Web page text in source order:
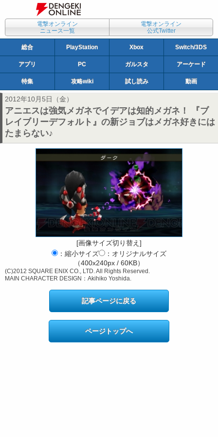
電撃オンライン
ニュース一覧
電撃オンライン
公式Twitter
総合 PlayStation Xbox Switch/3DS
アプリ PC ガルスタ アーケード
特集 攻略wiki 試し読み 動画
2012年10月5日（金）
アニエスは強気メガネでイデアは知的メガネ！ 『ブ
レイブリーデフォルト』の新ジョブはメガネ好きには
たまらない♪
[画像サイズ切り替え]
：縮小サイズ
：オリジナルサイズ
（400x240px / 60KB）
(C)2012 SQUARE ENIX CO., LTD. All Rights Reserved.
MAIN CHARACTER DESIGN：Akihiko Yoshida.
記事ページに戻る
ページトップへ